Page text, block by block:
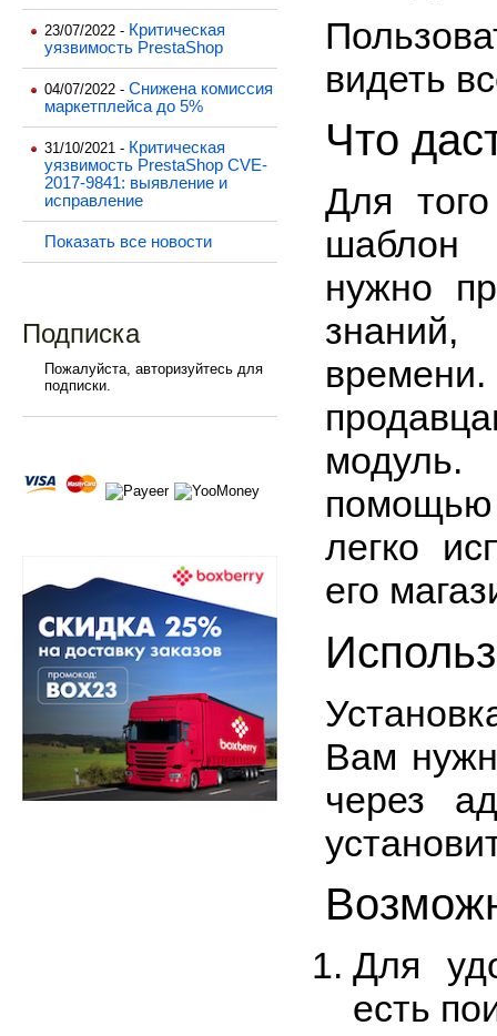
23/07/2022 - Критическая
уязвимость PrestaShop
04/07/2022 - Снижена комиссия
маркетплейса до 5%
31/10/2021 - Критическая
уязвимость PrestaShop CVE-
2017-9841: выявление и
исправление
Показать все новости
Подписка
Пожалуйста, авторизуйтесь для
подписки.
видеть
Что
Для
шаблон
нужно
легко
его
Вам
через
Для
есть